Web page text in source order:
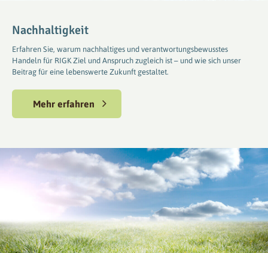
Nachhaltigkeit
Erfahren Sie, warum nachhaltiges und verantwortungsbewusstes
Handeln für RIGK Ziel und Anspruch zugleich ist – und wie sich unser
Beitrag für eine lebenswerte Zukunft gestaltet.
Mehr erfahren